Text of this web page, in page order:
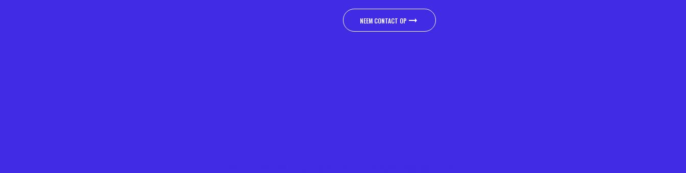
NEEM CONTACT OP